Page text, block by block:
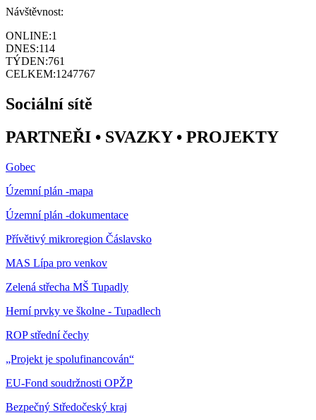
Návštěvnost:
ONLINE:1
DNES:114
TÝDEN:761
CELKEM:1247767
Sociální sítě
PARTNEŘI • SVAZKY • PROJEKTY
Gobec
Územní plán -mapa
Územní plán -dokumentace
Přívětivý mikroregion Čáslavsko
MAS Lípa pro venkov
Zelená střecha MŠ Tupadly
Herní prvky ve školne - Tupadlech
ROP střední čechy
„Projekt je spolufinancován“
EU-Fond soudržnosti OPŽP
Bezpečný Středočeský kraj